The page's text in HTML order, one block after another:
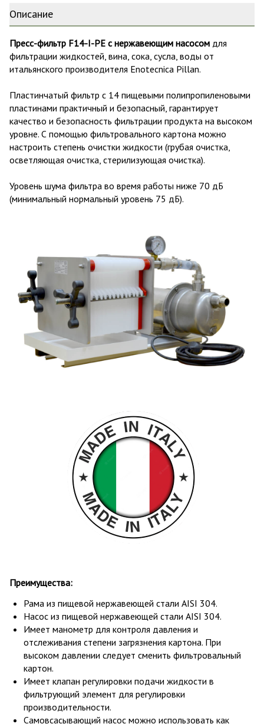
Описание
Пресс-фильтр F14-I-PE с нержавеющим насосом для
фильтрации жидкостей, вина, сока, сусла, воды от
итальянского производителя Enotecnica Pillan.
Пластинчатый фильтр с 14 пищевыми полипропиленовыми
пластинами практичный и безопасный, гарантирует
качество и безопасность фильтрации продукта на высоком
уровне. С помощью фильтровального картона можно
настроить степень очистки жидкости (грубая очистка,
осветляющая очистка, стерилизующая очистка).
Уровень шума фильтра во время работы ниже 70 дБ
(минимальный нормальный уровень 75 дБ).
Преимущества:
Рама из пищевой нержавеющей стали AISI 304.
Насос из пищевой нержавеющей стали AISI 304.
Имеет манометр для контроля давления и
отслеживания степени загрязнения картона. При
высоком давлении следует сменить фильтровальный
картон.
Имеет клапан регулировки подачи жидкости в
фильтрующий элемент для регулировки
производительности.
Самовсасывающий насос можно использовать как